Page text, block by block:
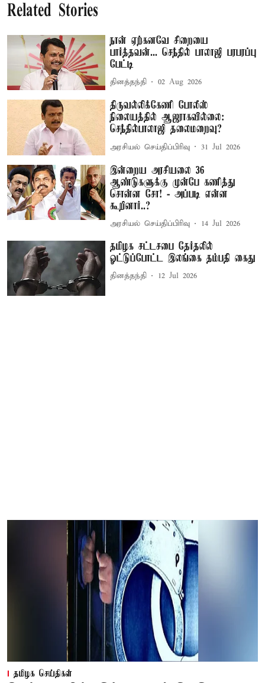
Related Stories
நான் ஏற்கனவே சிறையை
பார்த்தவன்... செந்தில் பாலாஜி பரபரப்பு
பேட்டி
தினத்தந்தி 02 Aug 2026
திருவல்லிக்கேணி போலீஸ்
நிலையத்தில் ஆஜராகவில்லை:
செந்தில்பாலாஜி தலைமறைவு?
அரசியல் செய்திப்பிரிவு 31 Jul 2026
இன்றைய அரசியலை 36
ஆண்டுகளுக்கு முன்பே கணித்து
சொன்ன சோ! - அப்படி என்ன
கூறினார்..?
அரசியல் செய்திப்பிரிவு 14 Jul 2026
தமிழக சட்டசபை தேர்தலில்
ஓட்டுப்போட்ட இலங்கை தம்பதி கைது
தினத்தந்தி 12 Jul 2026
தமிழக செய்திகள்